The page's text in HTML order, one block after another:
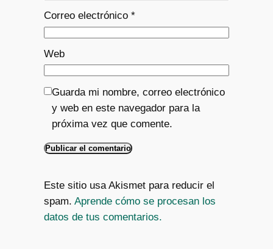
Correo electrónico *
Web
Guarda mi nombre, correo electrónico
y web en este navegador para la
próxima vez que comente.
Este sitio usa Akismet para reducir el
spam. Aprende cómo se procesan los
datos de tus comentarios.